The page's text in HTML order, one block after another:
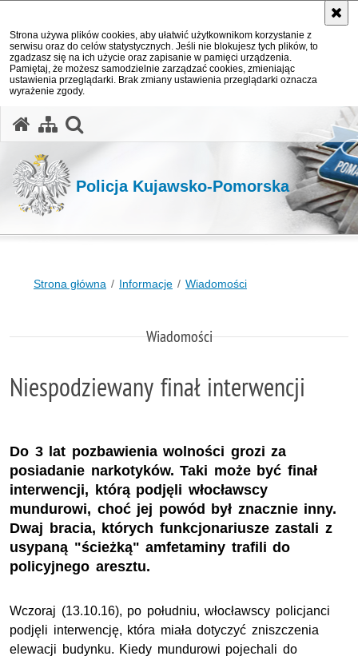
Strona używa plików cookies, aby ułatwić użytkownikom korzystanie z
serwisu oraz do celów statystycznych. Jeśli nie blokujesz tych plików, to
zgadzasz się na ich użycie oraz zapisanie w pamięci urządzenia.
Pamiętaj, że możesz samodzielnie zarządzać cookies, zmieniając
ustawienia przeglądarki. Brak zmiany ustawienia przeglądarki oznacza
wyrażenie zgody.
Policja Kujawsko-Pomorska
Strona główna Informacje Wiadomości
Wiadomości
Niespodziewany finał interwencji
Do 3 lat pozbawienia wolności grozi za
posiadanie narkotyków. Taki może być finał
interwencji, którą podjęli włocławscy
mundurowi, choć jej powód był znacznie inny.
Dwaj bracia, których funkcjonariusze zastali z
usypaną "ścieżką" amfetaminy trafili do
policyjnego aresztu.
Wczoraj (13.10.16), po południu, włocławscy policjanci
podjęli interwencję, która miała dotyczyć zniszczenia
elewacji budynku. Kiedy mundurowi pojechali do